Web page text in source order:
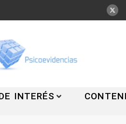
INTERÉS